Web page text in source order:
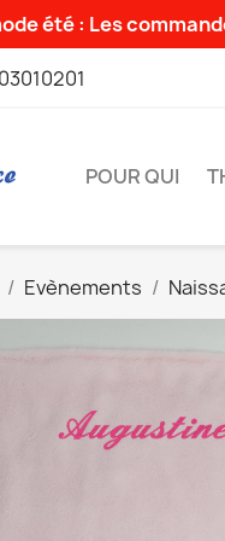
été : Les
POUR QUI
Evènements